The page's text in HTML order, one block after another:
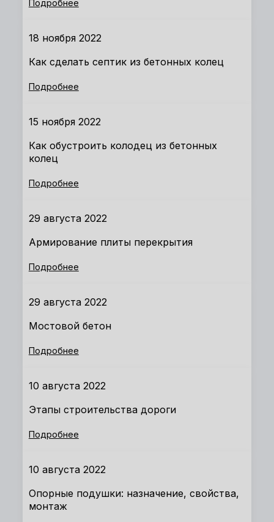
Подробнее
18 ноября 2022
Как сделать септик из бетонных колец
Подробнее
15 ноября 2022
Как обустроить колодец из бетонных
колец
Подробнее
29 августа 2022
Армирование плиты перекрытия
Подробнее
29 августа 2022
Мостовой бетон
Подробнее
10 августа 2022
Этапы строительства дороги
Подробнее
10 августа 2022
Опорные подушки: назначение, свойства,
монтаж